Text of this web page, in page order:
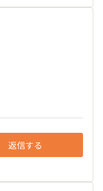
返信する